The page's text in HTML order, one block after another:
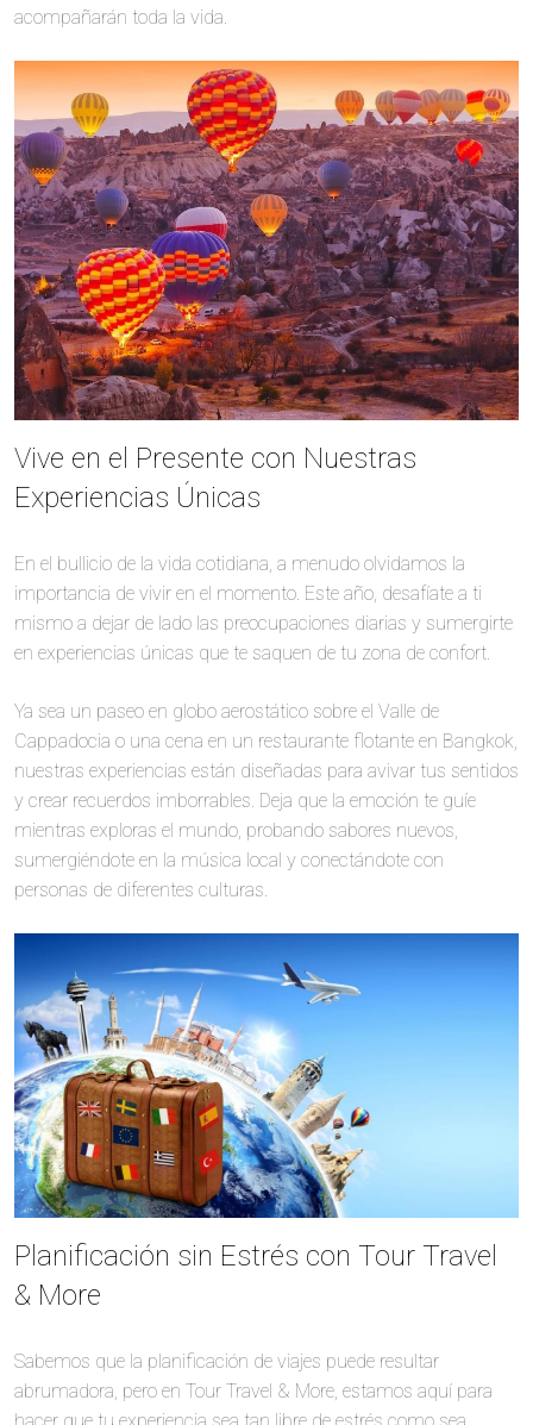
acompañarán toda la vida.
Vive en el Presente con Nuestras
Experiencias Únicas
En el bullicio de la vida cotidiana, a menudo olvidamos la
importancia de vivir en el momento. Este año, desafíate a ti
mismo a dejar de lado las preocupaciones diarias y sumergirte
en experiencias únicas que te saquen de tu zona de confort.
Ya sea un paseo en globo aerostático sobre el Valle de
Cappadocia o una cena en un restaurante flotante en Bangkok,
nuestras experiencias están diseñadas para avivar tus sentidos
y crear recuerdos imborrables. Deja que la emoción te guíe
mientras exploras el mundo, probando sabores nuevos,
sumergiéndote en la música local y conectándote con
personas de diferentes culturas.
Planificación sin Estrés con Tour Travel
& More
Sabemos que la planificación de viajes puede resultar
abrumadora, pero en Tour Travel & More, estamos aquí para